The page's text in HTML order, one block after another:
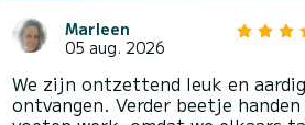
Marleen
05 aug. 2026
We zijn ontzettend leuk en aardig
ontvangen. Verder beetje handen